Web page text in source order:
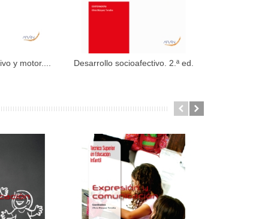
carrito
y motor.... Añadir al carrito
Desarrollo socioafectivo. 2.ª ed.